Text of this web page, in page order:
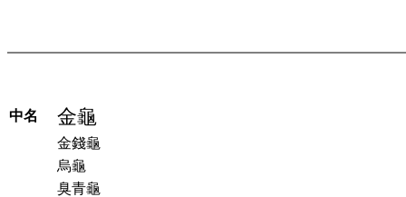
中名 金龜
金錢龜
烏龜
臭青龜